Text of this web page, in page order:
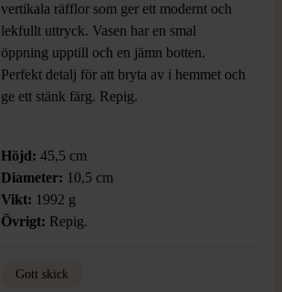
vertikala räfflor som ger ett modernt och
lekfullt uttryck. Vasen har en smal
öppning upptill och en jämn botten.
Perfekt detalj för att bryta av i hemmet och
ge ett stänk färg. Repig.
Höjd: 45,5 cm
Diameter: 10,5 cm
Vikt: 1992 g
Övrigt: Repig.
Gott skick